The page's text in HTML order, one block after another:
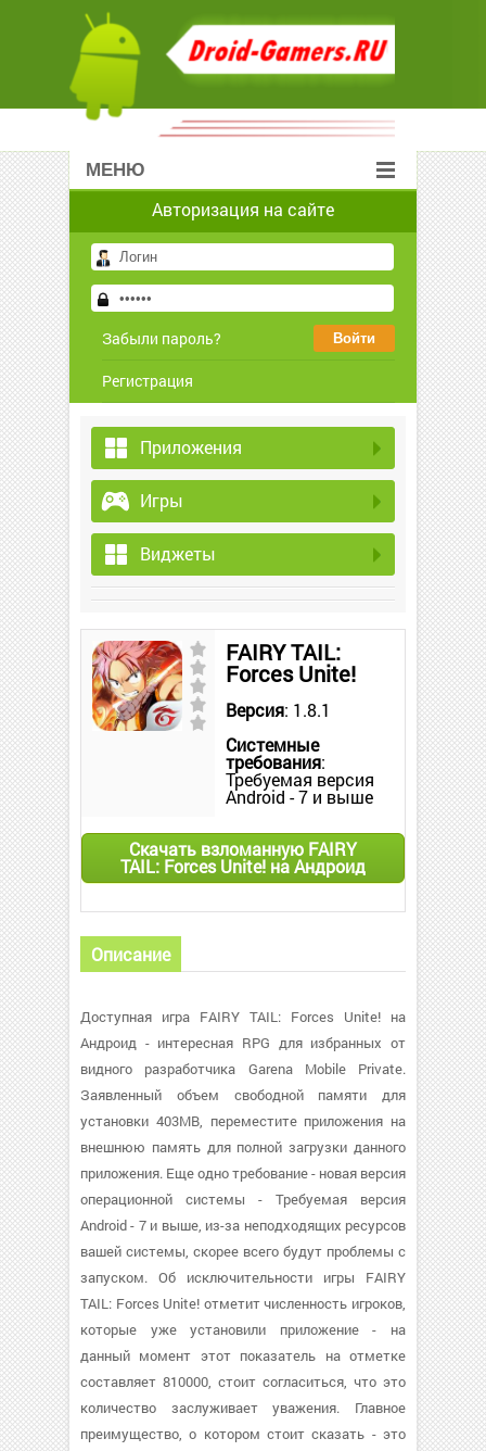
МЕНЮ
Авторизация на сайте
Забыли пароль?
Регистрация
Приложения
Игры
Виджеты
FAIRY TAIL:
Forces Unite!
Версия: 1.8.1
Системные
требования:
Требуемая версия
Android - 7 и выше
Скачать взломанную FAIRY
TAIL: Forces Unite! на Андроид
Описание
Доступная игра FAIRY TAIL: Forces Unite! на
Андроид - интересная RPG для избранных от
видного разработчика Garena Mobile Private.
Заявленный объем свободной памяти для
установки 403MB, переместите приложения на
внешнюю память для полной загрузки данного
приложения. Еще одно требование - новая версия
операционной системы - Требуемая версия
Android - 7 и выше, из-за неподходящих ресурсов
вашей системы, скорее всего будут проблемы с
запуском. Об исключительности игры FAIRY
TAIL: Forces Unite! отметит численность игроков,
которые уже установили приложение - на
данный момент этот показатель на отметке
составляет 810000, стоит согласиться, что это
количество заслуживает уважения. Главное
преимущество, о котором стоит сказать - это